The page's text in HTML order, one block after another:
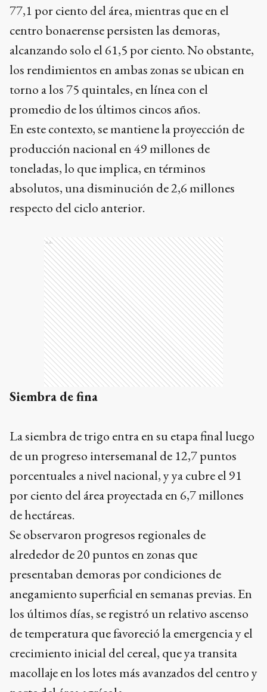
77,1 por ciento del área, mientras que en el
centro bonaerense persisten las demoras,
alcanzando solo el 61,5 por ciento. No obstante,
los rendimientos en ambas zonas se ubican en
torno a los 75 quintales, en línea con el
promedio de los últimos cincos años.
En este contexto, se mantiene la proyección de
producción nacional en 49 millones de
toneladas, lo que implica, en términos
absolutos, una disminución de 2,6 millones
respecto del ciclo anterior.
Ads
Siembra de fina
La siembra de trigo entra en su etapa final luego
de un progreso intersemanal de 12,7 puntos
porcentuales a nivel nacional, y ya cubre el 91
por ciento del área proyectada en 6,7 millones
de hectáreas.
Se observaron progresos regionales de
alrededor de 20 puntos en zonas que
presentaban demoras por condiciones de
anegamiento superficial en semanas previas. En
los últimos días, se registró un relativo ascenso
de temperatura que favoreció la emergencia y el
crecimiento inicial del cereal, que ya transita
macollaje en los lotes más avanzados del centro y